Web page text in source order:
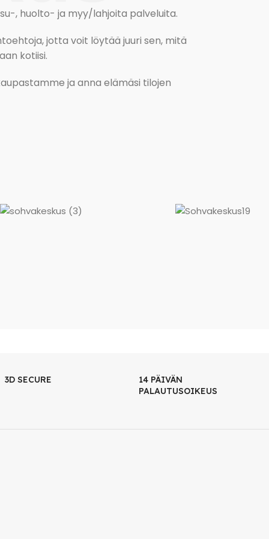
, huolto- ja myy/lahjoita palveluita.
jotta voit löytää juuri sen, mitä
kotiisi.
ja anna elämäsi tilojen
3D SECURE
14 PÄIVÄN
PALAUTUSOIKEUS